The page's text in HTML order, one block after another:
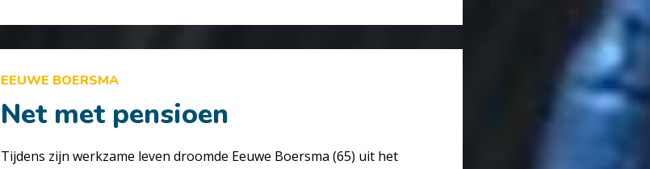
EEUWE BOERSMA
Net met pensioen
Tijdens zijn werkzame leven droomde Eeuwe Boersma (65) uit het